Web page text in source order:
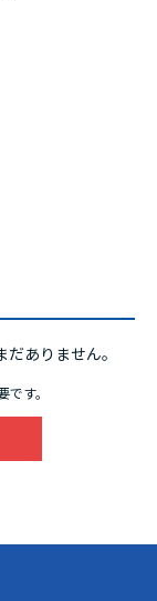
ありません。
です。